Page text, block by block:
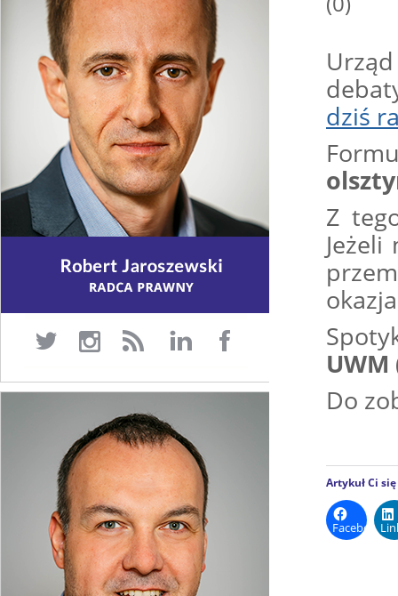
dziś
Z
UWM
Do
Artykuł Ci
Facebook